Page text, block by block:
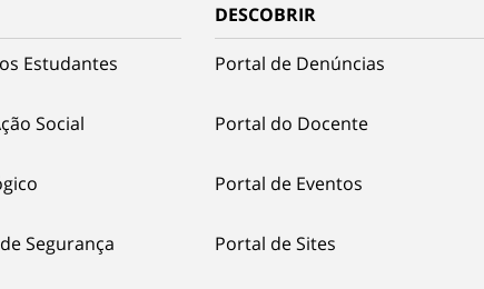
Estudantes
Social
Segurança
DESCOBRIR
Portal de Denúncias
Portal do Docente
Portal de Eventos
Portal de Sites